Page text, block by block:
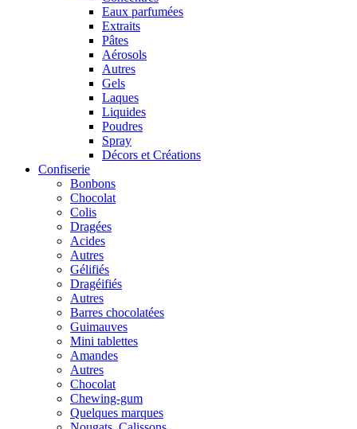
Eaux parfumées
Extraits
Pâtes
Aérosols
Autres
Gels
Laques
Liquides
Poudres
Spray
Décors et Créations
Confiserie
Bonbons
Chocolat
Colis
Dragées
Acides
Autres
Gélifiés
Dragéifiés
Autres
Barres chocolatées
Guimauves
Mini tablettes
Amandes
Autres
Chocolat
Chewing-gum
Quelques marques